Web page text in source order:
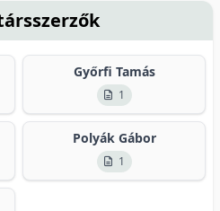
Győrfi Tamás
1
Polyák Gábor
1